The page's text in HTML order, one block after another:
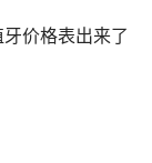
价格表出来了